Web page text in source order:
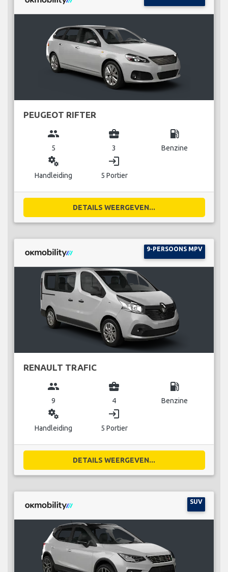
PEUGEOT RIFTER
group
5
business_center
3
local_gas_station
Benzine
miscellaneous_services
Handleiding
login
5 Portier
DETAILS WEERGEVEN...
9-PERSOONS MPV
RENAULT TRAFIC
group
9
business_center
4
local_gas_station
Benzine
miscellaneous_services
Handleiding
login
5 Portier
DETAILS WEERGEVEN...
SUV